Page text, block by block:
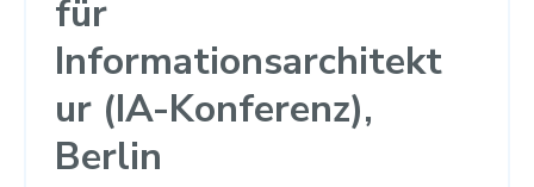
für
Informationsarchitekt
ur (IA-Konferenz),
Berlin